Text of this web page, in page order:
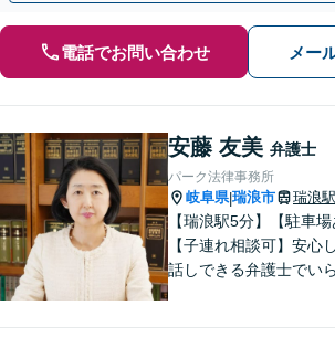
電話でお問い合わせ メー
安藤 友美 弁護士
パーク法律事務所
岐阜県|瑞浪市 瑞浪駅
【瑞浪駅5分】【駐車場
【子連れ相談可】安心
話しできる弁護士でいら